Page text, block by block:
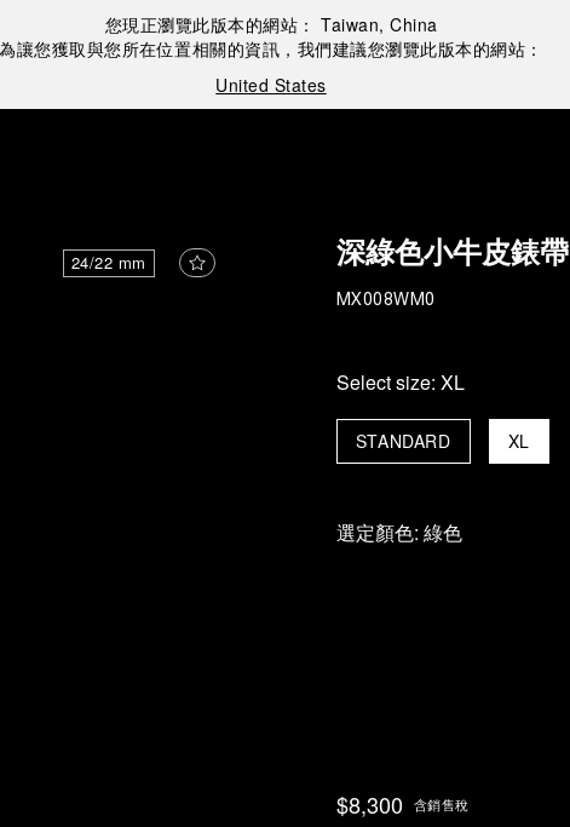
您現正瀏覽此版本的網站： Taiwan, China
為讓您獲取與您所在位置相關的資訊，我們建議您瀏覽此版本的網站：
United States
24/22 mm 深綠色小牛皮錶帶
MX008WM0
Select size: XL
XL
STANDARD
選定顏色: 綠色
$8,300 含銷售稅